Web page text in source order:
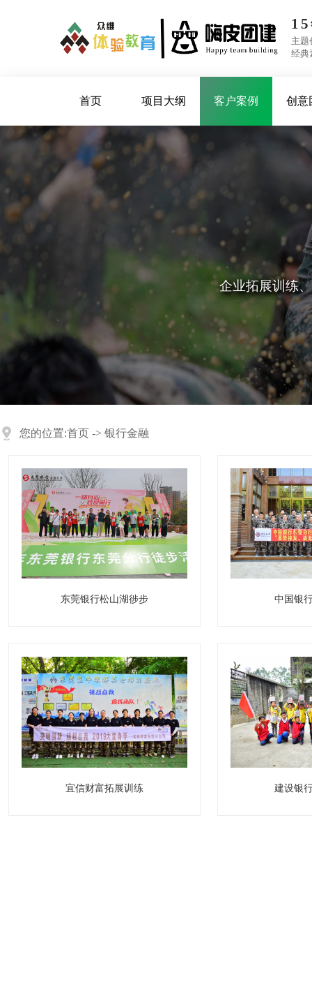
主题
经典
首页 项目大纲 客户案例 创意
公司设有体验式拓展
轻奢露营团
企业拓展训练
您的位置:首页 -> 银行金融
东莞银行松山湖徏步 中国银
宜信财富拓展训练 建设银